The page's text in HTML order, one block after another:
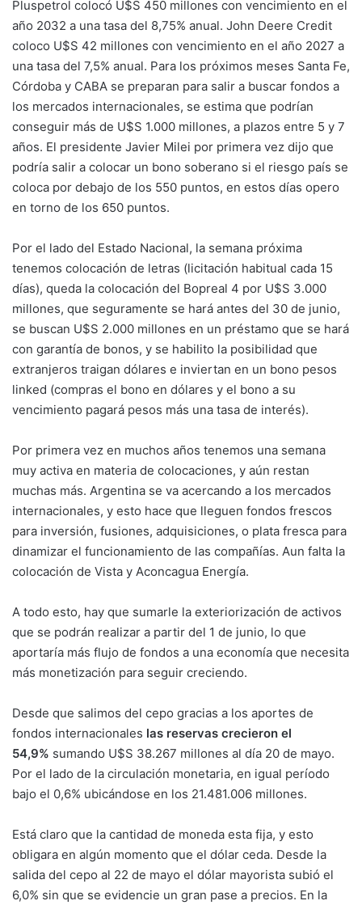
Pluspetrol colocó U$S 450 millones con vencimiento en el
año 2032 a una tasa del 8,75% anual. John Deere Credit
coloco U$S 42 millones con vencimiento en el año 2027 a
una tasa del 7,5% anual. Para los próximos meses Santa Fe,
Córdoba y CABA se preparan para salir a buscar fondos a
los mercados internacionales, se estima que podrían
conseguir más de U$S 1.000 millones, a plazos entre 5 y 7
años. El presidente Javier Milei por primera vez dijo que
podría salir a colocar un bono soberano si el riesgo país se
coloca por debajo de los 550 puntos, en estos días opero
en torno de los 650 puntos.
Por el lado del Estado Nacional, la semana próxima
tenemos colocación de letras (licitación habitual cada 15
días), queda la colocación del Bopreal 4 por U$S 3.000
millones, que seguramente se hará antes del 30 de junio,
se buscan U$S 2.000 millones en un préstamo que se hará
con garantía de bonos, y se habilito la posibilidad que
extranjeros traigan dólares e inviertan en un bono pesos
linked (compras el bono en dólares y el bono a su
vencimiento pagará pesos más una tasa de interés).
Por primera vez en muchos años tenemos una semana
muy activa en materia de colocaciones, y aún restan
muchas más. Argentina se va acercando a los mercados
internacionales, y esto hace que lleguen fondos frescos
para inversión, fusiones, adquisiciones, o plata fresca para
dinamizar el funcionamiento de las compañías. Aun falta la
colocación de Vista y Aconcagua Energía.
A todo esto, hay que sumarle la exteriorización de activos
que se podrán realizar a partir del 1 de junio, lo que
aportaría más flujo de fondos a una economía que necesita
más monetización para seguir creciendo.
Desde que salimos del cepo gracias a los aportes de
fondos internacionales las reservas crecieron el
54,9% sumando U$S 38.267 millones al día 20 de mayo.
Por el lado de la circulación monetaria, en igual período
bajo el 0,6% ubicándose en los 21.481.006 millones.
Está claro que la cantidad de moneda esta fija, y esto
obligara en algún momento que el dólar ceda. Desde la
salida del cepo al 22 de mayo el dólar mayorista subió el
6,0% sin que se evidencie un gran pase a precios. En la